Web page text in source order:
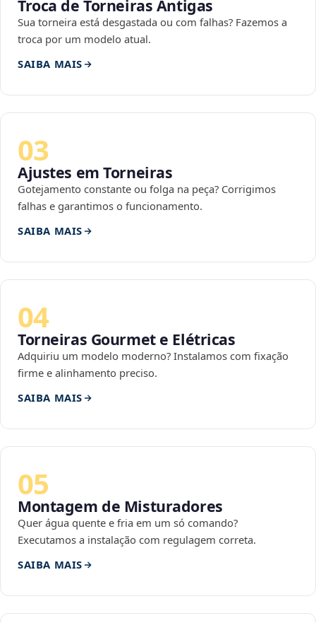
Troca de Torneiras Antigas
Sua torneira está desgastada ou com falhas? Fazemos a
troca por um modelo atual.
SAIBA MAIS
03
Ajustes em Torneiras
Gotejamento constante ou folga na peça? Corrigimos
falhas e garantimos o funcionamento.
SAIBA MAIS
04
Torneiras Gourmet e Elétricas
Adquiriu um modelo moderno? Instalamos com fixação
firme e alinhamento preciso.
SAIBA MAIS
05
Montagem de Misturadores
Quer água quente e fria em um só comando?
Executamos a instalação com regulagem correta.
SAIBA MAIS